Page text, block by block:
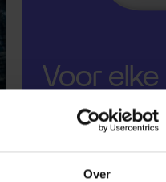
Over
Voor
een oortje